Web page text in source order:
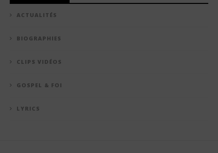
ACTUALITÉS
BIOGRAPHIES
CLIPS VIDÉOS
GOSPEL & FOI
LYRICS